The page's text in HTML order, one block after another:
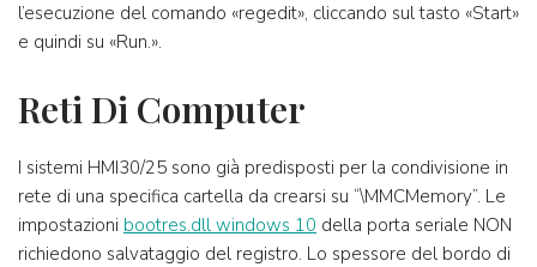
l’esecuzione del comando «regedit», cliccando sul tasto «Start»
e quindi su «Run.».
Reti Di Computer
I sistemi HMI30/25 sono già predisposti per la condivisione in
rete di una specifica cartella da crearsi su “\MMCMemory”. Le
impostazioni bootres.dll windows 10 della porta seriale NON
richiedono salvataggio del registro. Lo spessore del bordo di